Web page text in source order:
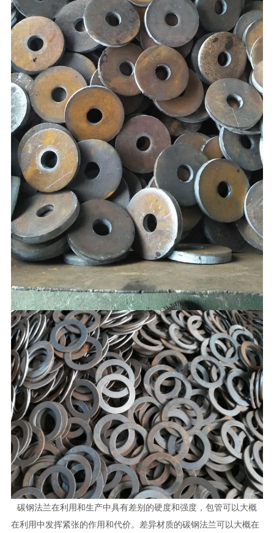
碳钢法兰在利用和生产中具有差别的硬度和强度，包管可以大概
在利用中发挥紧张的作用和代价。差异材质的碳钢法兰可以大概在